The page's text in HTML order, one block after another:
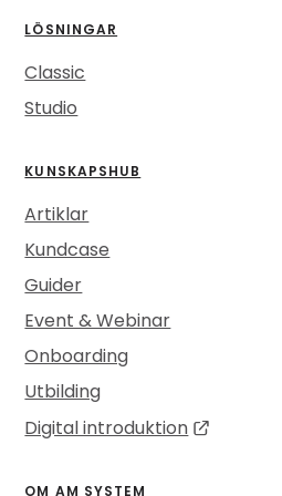
LÖSNINGAR
Classic
Studio
KUNSKAPSHUB
Artiklar
Kundcase
Guider
Event & Webinar
Onboarding
Utbilding
Digital introduktion
OM AM SYSTEM